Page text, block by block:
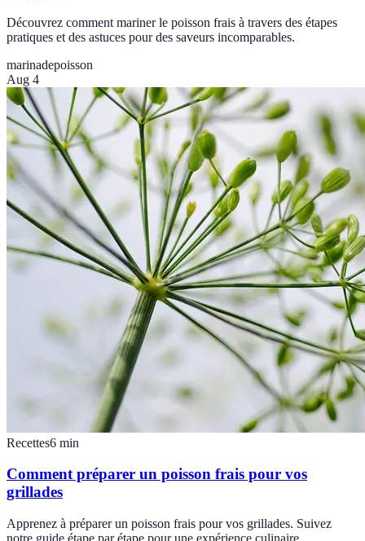
Découvrez comment mariner le poisson frais à travers des étapes
pratiques et des astuces pour des saveurs incomparables.
marinadepoisson
Aug 4
Recettes6 min
Comment préparer un poisson frais pour vos
grillades
Apprenez à préparer un poisson frais pour vos grillades. Suivez